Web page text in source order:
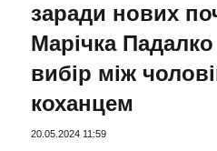
заради нових
Марічка
вибір між
коханцем
20.05.2024 11:59